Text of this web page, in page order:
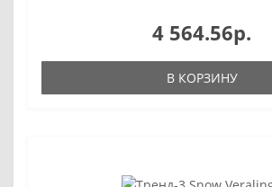
4 564.56р.
В КОРЗИНУ